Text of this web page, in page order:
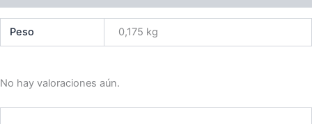
cantidad
Peso 0,175 kg
No hay valoraciones aún.